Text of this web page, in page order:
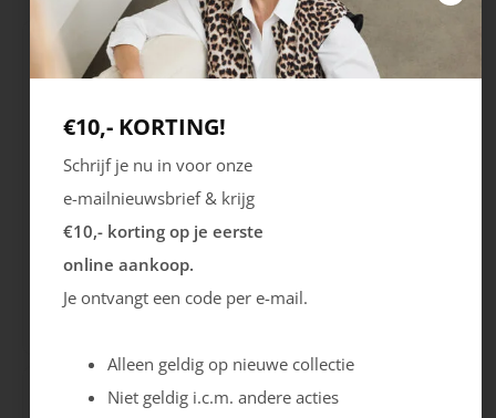
Bergal
Soft Luxury Inlegzool Soft Move Inlegzool
€10,- KORTING!
Schrijf je nu in voor onze
e-mailnieuwsbrief & krijg
€10,- korting op je eerste
online aankoop.
Je ontvangt een code per e-mail.
Alleen geldig op nieuwe collectie
Niet geldig i.c.m. andere acties